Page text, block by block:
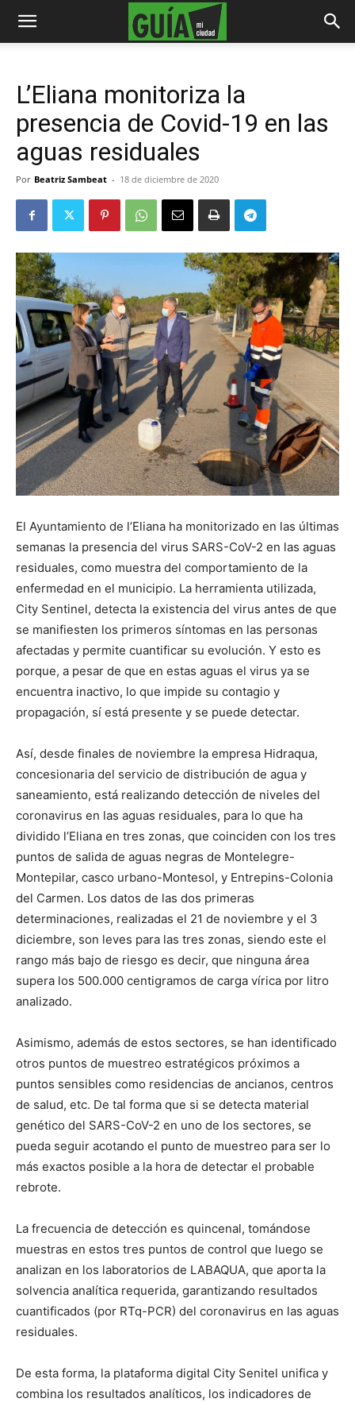
L’Eliana monitoriza la
presencia de Covid-19 en las
aguas residuales
Por Beatriz Sambeat - 18 de diciembre de 2020
El Ayuntamiento de l’Eliana ha monitorizado en las últimas
semanas la presencia del virus SARS-CoV-2 en las aguas
residuales, como muestra del comportamiento de la
enfermedad en el municipio. La herramienta utilizada,
City Sentinel, detecta la existencia del virus antes de que
se manifiesten los primeros síntomas en las personas
afectadas y permite cuantificar su evolución. Y esto es
porque, a pesar de que en estas aguas el virus ya se
encuentra inactivo, lo que impide su contagio y
propagación, sí está presente y se puede detectar.
Así, desde finales de noviembre la empresa Hidraqua,
concesionaria del servicio de distribución de agua y
saneamiento, está realizando detección de niveles del
coronavirus en las aguas residuales, para lo que ha
dividido l’Eliana en tres zonas, que coinciden con los tres
puntos de salida de aguas negras de Montelegre-
Montepilar, casco urbano-Montesol, y Entrepins-Colonia
del Carmen. Los datos de las dos primeras
determinaciones, realizadas el 21 de noviembre y el 3
diciembre, son leves para las tres zonas, siendo este el
rango más bajo de riesgo es decir, que ninguna área
supera los 500.000 centigramos de carga vírica por litro
analizado.
Asimismo, además de estos sectores, se han identificado
otros puntos de muestreo estratégicos próximos a
puntos sensibles como residencias de ancianos, centros
de salud, etc. De tal forma que si se detecta material
genético del SARS-CoV-2 en uno de los sectores, se
pueda seguir acotando el punto de muestreo para ser lo
más exactos posible a la hora de detectar el probable
rebrote.
La frecuencia de detección es quincenal, tomándose
muestras en estos tres puntos de control que luego se
analizan en los laboratorios de LABAQUA, que aporta la
solvencia analítica requerida, garantizando resultados
cuantificados (por RTq-PCR) del coronavirus en las aguas
residuales.
De esta forma, la plataforma digital City Senitel unifica y
combina los resultados analíticos, los indicadores de